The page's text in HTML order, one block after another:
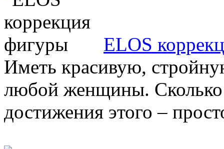
ELOS
Иметь красивую,
любой женщины. Сколько
достижения этого –